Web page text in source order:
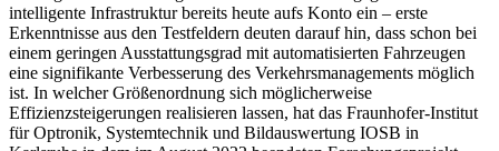
intelligente Infrastruktur bereits heute aufs Konto ein – erste
Erkenntnisse aus den Testfeldern deuten darauf hin, dass schon bei
einem geringen Ausstattungsgrad mit automatisierten Fahrzeugen
eine signifikante Verbesserung des Verkehrsmanagements möglich
ist. In welcher Größenordnung sich möglicherweise
Effizienzsteigerungen realisieren lassen, hat das Fraunhofer-Institut
für Optronik, Systemtechnik und Bildauswertung IOSB in